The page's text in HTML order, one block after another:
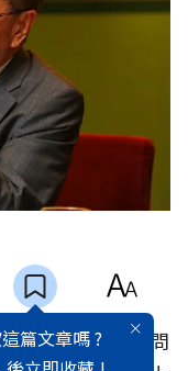
篇文章嗎 ?
，如果進一步問